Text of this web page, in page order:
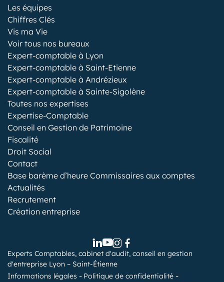
Les équipes
Chiffres Clés
Vis ma Vie
Voir tous nos bureaux
Expert-comptable à Lyon
Expert-comptable à Saint-Etienne
Expert-comptable à Andrézieux
Expert-comptable à Sainte-Sigolène
Toutes nos expertises
Expertise-Comptable
Conseil en Gestion de Patrimoine
Fiscalité
Droit Social
Contact
Base barème d’heure Commissaires aux comptes
Actualités
Recrutement
Création entreprise
Experts Comptables, cabinet d'audit, conseil en gestion
d'entreprise Lyon – Saint-Étienne
Informations légales
Politique de confidentialité